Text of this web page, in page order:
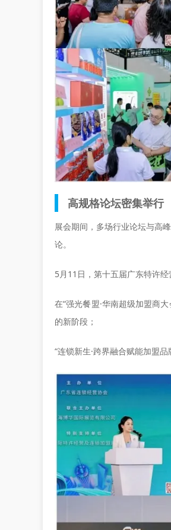
高规格论坛密集举行
展会期间，多场行业论坛与高
论。
5月11日，第十五届广东特许
在“强光餐盟·华南超级加盟商
的新阶段；
“连锁新生·跨界融合赋能加盟